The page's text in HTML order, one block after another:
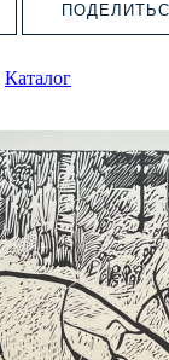
Каталог